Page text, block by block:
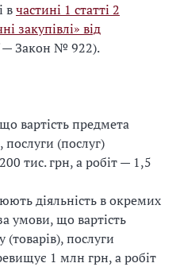
вчастині 1 статті 2
закупівлі» від
— Закон № 922).
вартість предмета
послуги (послуг)
тис. грн, а робіт — 1,5
діяльність в окремих
умови, що вартість
(товарів), послуги
1 млн грн, а робіт